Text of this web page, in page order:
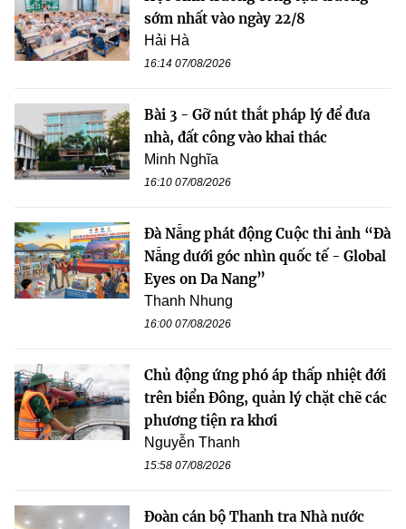
sớm nhất vào ngày 22/8
Hải Hà
16:14 07/08/2026
Bài 3 - Gỡ nút thắt pháp lý để đưa
nhà, đất công vào khai thác
Minh Nghĩa
16:10 07/08/2026
Đà Nẵng phát động Cuộc thi ảnh “Đà
Nẵng dưới góc nhìn quốc tế - Global
Eyes on Da Nang”
Thanh Nhung
16:00 07/08/2026
Chủ động ứng phó áp thấp nhiệt đới
trên biển Đông, quản lý chặt chẽ các
phương tiện ra khơi
Nguyễn Thanh
15:58 07/08/2026
Đoàn cán bộ Thanh tra Nhà nước